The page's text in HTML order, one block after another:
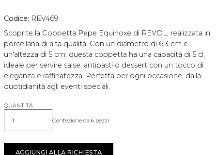
Codice: REV469
Scoprite la Coppetta Pepe Equinoxe di REVOL, realizzata in
porcellana di alta qualità. Con un diametro di 6,3 cm e
un'altezza di 5 cm, questa coppetta ha una capacità di 5 cl,
ideale per servire salse, antipasti o dessert con un tocco di
eleganza e raffinatezza. Perfetta per ogni occasione, dalla
quotidianità agli eventi speciali.
QUANTITÀ
Quantità Confezione da 6 pezzi
AGGIUNGI ALLA RICHIESTA